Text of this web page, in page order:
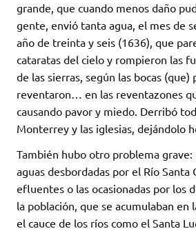
grande, que cuando menos daño
gente, envió tanta agua, el mes de
año de treinta y seis (1636), que
cataratas del cielo y rompieron las
de las sierras, según las bocas (que)
reventaron… en las reventazones
causando pavor y miedo. Derribó
Monterrey y las iglesias, dejándolo
También hubo otro problema grave:
aguas desbordadas por el Río Santa
efluentes o las ocasionadas por los
la población, que se acumulaban en
el cauce de los ríos como el Santa